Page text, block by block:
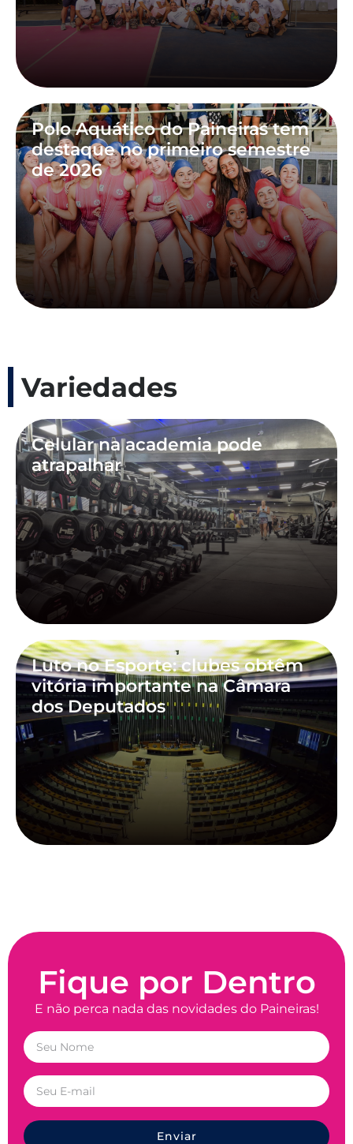
Polo Aquático do Paineiras tem
destaque no primeiro semestre
de 2026
Variedades
Celular na academia pode
atrapalhar
Luto no Esporte: clubes obtêm
vitória importante na Câmara
dos Deputados
Fique por Dentro
E não perca nada das novidades do Paineiras!
Enviar